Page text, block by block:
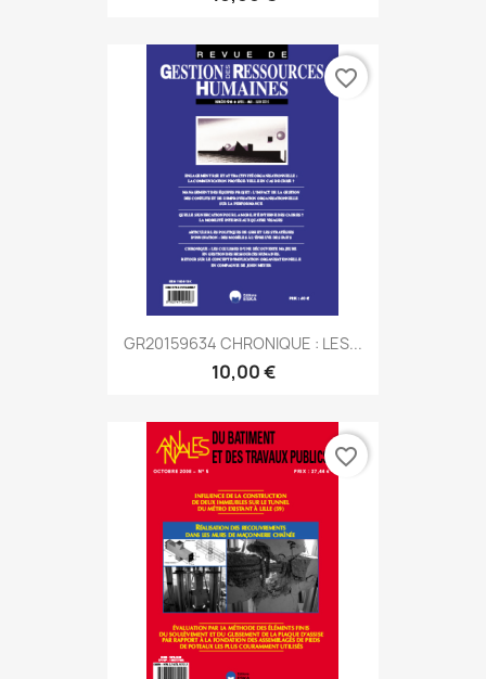
GR20159634 CHRONIQUE : LES...
10,00 €
favorite_border
favorite_border